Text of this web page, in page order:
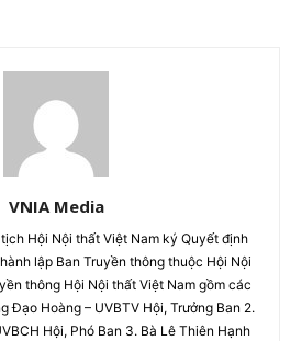
VNIA Media
Hội Nội thất Việt Nam ký Quyết định
lập Ban Truyền thông thuộc Hội Nội
thông Hội Nội thất Việt Nam gồm các
Đạo Hoàng – UVBTV Hội, Trưởng Ban 2.
Hội, Phó Ban 3. Bà Lê Thiên Hạnh